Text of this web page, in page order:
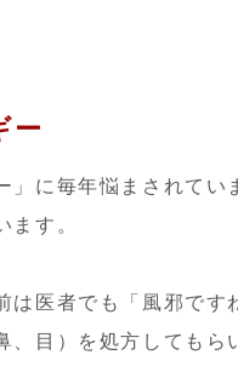
ー
」に毎年悩まされて
ます。
は医者でも「風邪で
、目）を処方してもら